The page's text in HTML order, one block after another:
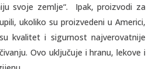
svoje zemlje“. Ipak, proizvodi za
ukoliko su proizvedeni u Americi,
kvalitet i sigurnost najverovatnije
Ovo uključuje i hranu, lekove i